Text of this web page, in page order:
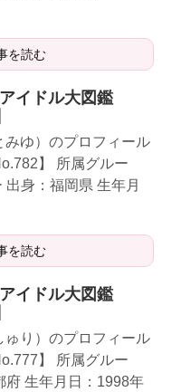
を読む
イドル大図鑑
みゆ）のプロフィール
】 所属グルー
身：福岡県 生年月
を読む
イドル大図鑑
ゅり）のプロフィール
】 所属グルー
府 生年月日：1998年